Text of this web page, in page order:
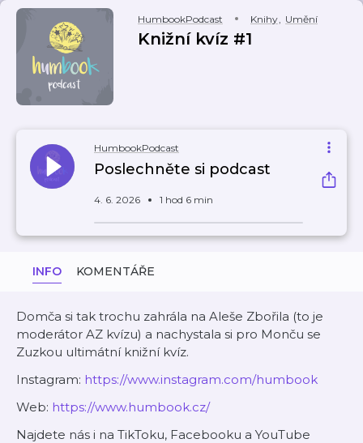
HumbookPodcast Knihy, Umění
Knižní kvíz #1
HumbookPodcast
Poslechněte si podcast
4. 6. 2026 1 hod 6 min
INFO KOMENTÁŘE
Domča si tak trochu zahrála na Aleše Zbořila (to je
moderátor AZ kvízu) a nachystala si pro Monču se
Zuzkou ultimátní knižní kvíz.
Instagram: ⁠⁠⁠⁠⁠⁠⁠⁠⁠⁠⁠⁠⁠⁠⁠⁠⁠⁠https://www.instagram.com/humbook⁠⁠⁠⁠⁠⁠⁠⁠⁠⁠⁠⁠⁠⁠⁠⁠⁠⁠
Web: ⁠⁠⁠⁠⁠⁠⁠⁠⁠⁠⁠⁠⁠⁠⁠⁠⁠⁠https://www.humbook.cz/⁠⁠⁠⁠⁠⁠⁠⁠⁠⁠⁠⁠⁠⁠⁠⁠⁠⁠
Najdete nás i na TikToku, Facebooku a YouTube